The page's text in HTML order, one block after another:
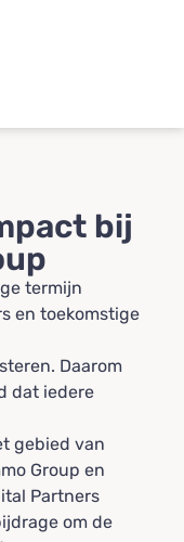
bij
termijn
en toekomstige
Daarom
dat iedere
gebied van
Group en
Partners
om de